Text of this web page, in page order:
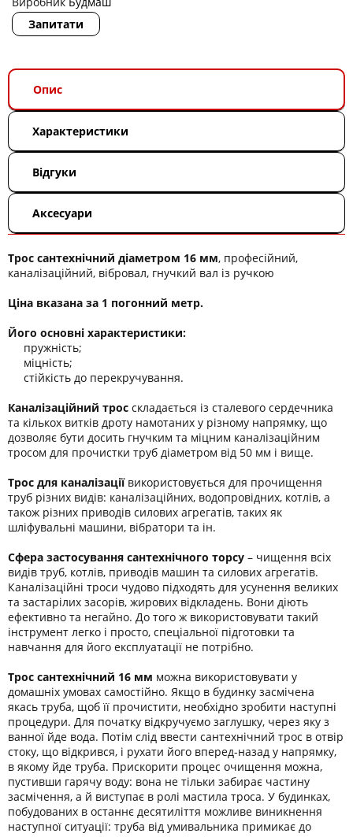
Запитати
Опис
Характеристики
Відгуки
Аксесуари
Трос сантехнічний діаметром 16 мм, професійний,
каналізаційний, вібровал, гнучкий вал із ручкою
Ціна вказана за 1 погонний метр.
Його основні характеристики:
пружність;
міцність;
стійкість до перекручування.
Каналізаційний трос складається із сталевого сердечника
та кількох витків дроту намотаних у різному напрямку, що
дозволяє бути досить гнучким та міцним каналізаційним
тросом для прочистки труб діаметром від 50 мм і вище.
Трос для каналізаціївикористовується для прочищення
труб різних видів: каналізаційних, водопровідних, котлів, а
також різних приводів силових агрегатів, таких як
шліфувальні машини, вібратори та ін.
Сфера застосування сантехнічного торсу – чищення всіх
видів труб, котлів, приводів машин та силових агрегатів.
Каналізаційні троси чудово підходять для усунення великих
та застарілих засорів, жирових відкладень. Вони діють
ефективно та негайно. До того ж використовувати такий
інструмент легко і просто, спеціальної підготовки та
навчання для його експлуатації не потрібно.
Трос сантехнічний 16 мм можна використовувати у
домашніх умовах самостійно. Якщо в будинку засмічена
якась труба, щоб її прочистити, необхідно зробити наступні
процедури. Для початку відкручуємо заглушку, через яку з
ванної йде вода. Потім слід ввести сантехнічний трос в отвір
стоку, що відкрився, і рухати його вперед-назад у напрямку,
в якому йде труба. Прискорити процес очищення можна,
пустивши гарячу воду: вона не тільки забирає частину
засмічення, а й виступає в ролі мастила троса. У будинках,
побудованих в останнє десятиліття можливе виникнення
наступної ситуації: труба від умивальника примикає до